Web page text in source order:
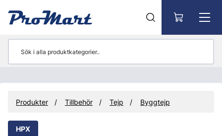
Produkter Tillbehör Tejp Byggtejp
HPX